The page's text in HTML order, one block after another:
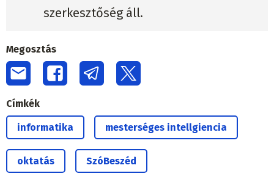
szerkesztőség áll.
Megosztás
Címkék
informatika mesterséges intellgiencia
oktatás SzóBeszéd